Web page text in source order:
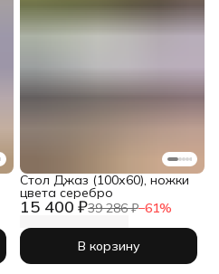
15 400 ₽39 286 ₽−61%
Cтол Джаз (100х60), ножки
цвета серебро
В корзину